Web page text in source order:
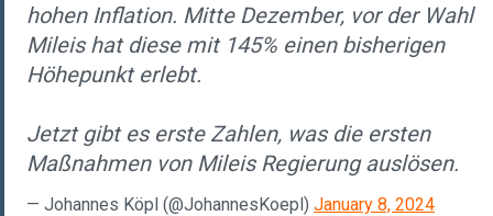
hohen Inflation. Mitte Dezember, vor der Wahl
Mileis hat diese mit 145% einen bisherigen
Höhepunkt erlebt.
Jetzt gibt es erste Zahlen, was die ersten
Maßnahmen von Mileis Regierung auslösen.
— Johannes Köpl (@JohannesKoepl) January 8, 2024